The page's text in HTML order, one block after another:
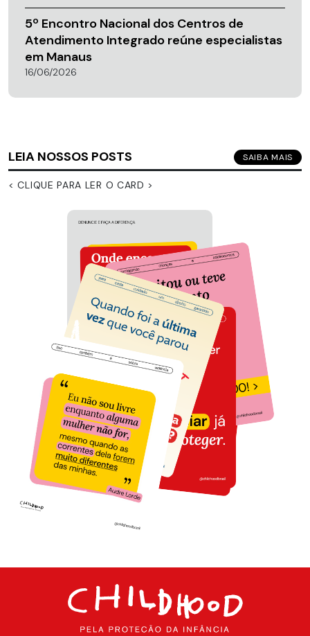
5º Encontro Nacional dos Centros de
Atendimento Integrado reúne especialistas
em Manaus
16/06/2026
LEIA NOSSOS POSTS SAIBA MAIS
< CLIQUE PARA LER O CARD >